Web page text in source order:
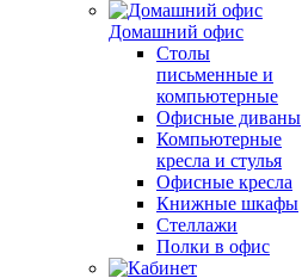
Домашний офис
Столы
письменные и
компьютерные
Офисные диваны
Компьютерные
кресла и стулья
Офисные кресла
Книжные шкафы
Стеллажи
Полки в офис